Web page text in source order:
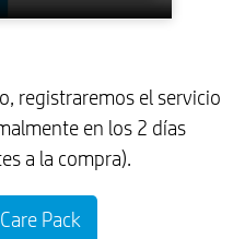
registraremos el servicio
en los 2 días
a la compra).
Pack